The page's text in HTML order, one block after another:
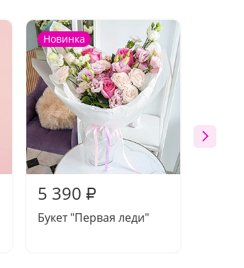
Новинка
5 390 ₽
Букет "Первая леди"